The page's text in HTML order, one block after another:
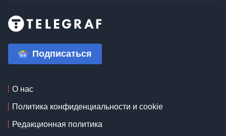
Подписаться
О нас
Политика конфиденциальности и cookie
Редакционная политика